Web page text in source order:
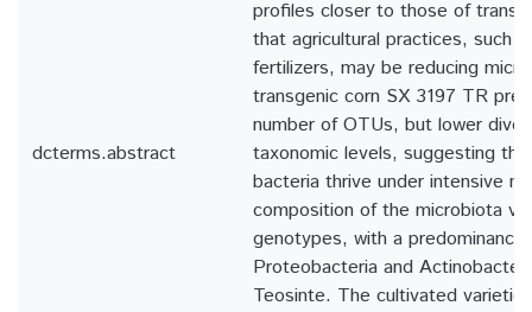
dcterms.abstract
profiles closer to those of
that agricultural practices, such
fertilizers, may be reducing
transgenic corn SX 3197 TR
number of OTUs, but lower
taxonomic levels, suggesting
bacteria thrive under intensive
composition of the microbiota
genotypes, with a
Proteobacteria and
Teosinte. The cultivated